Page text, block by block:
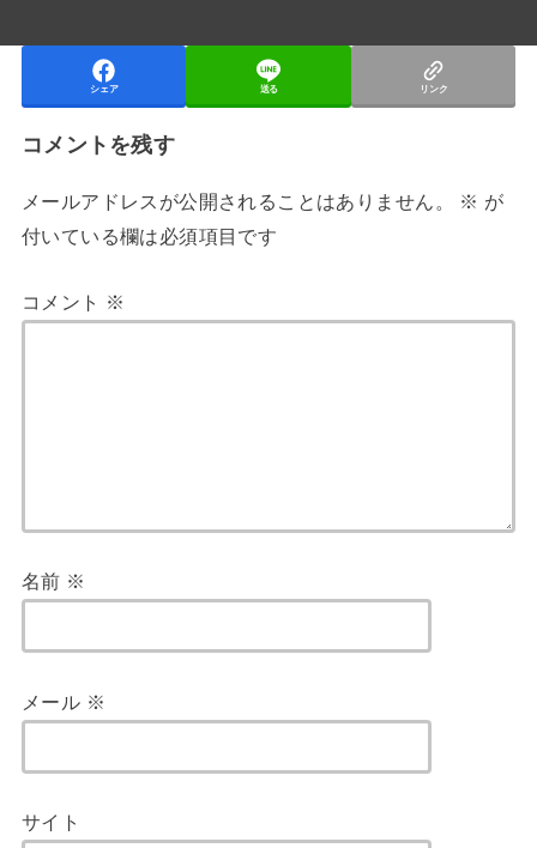
シェア 送る リンク
コメントを残す
メールアドレスが公開されることはありません。 ※ が
付いている欄は必須項目です
コメント ※
名前 ※
メール ※
サイト